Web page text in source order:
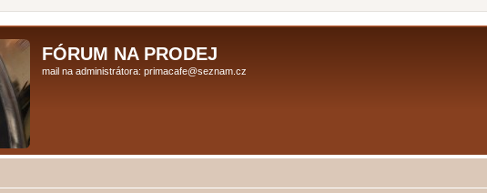
FÓRUM NA PRODEJ
mail na administrátora: primacafe@seznam.cz